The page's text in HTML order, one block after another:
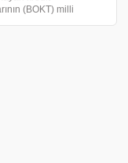
(BOKT) milli